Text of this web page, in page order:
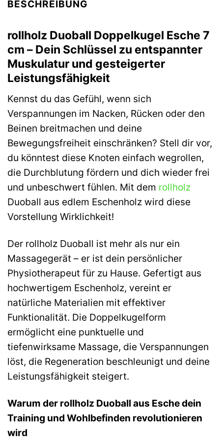
BESCHREIBUNG
rollholz Duoball Doppelkugel Esche 7
cm – Dein Schlüssel zu entspannter
Muskulatur und gesteigerter
Leistungsfähigkeit
Kennst du das Gefühl, wenn sich
Verspannungen im Nacken, Rücken oder den
Beinen breitmachen und deine
Bewegungsfreiheit einschränken? Stell dir vor,
du könntest diese Knoten einfach wegrollen,
die Durchblutung fördern und dich wieder frei
und unbeschwert fühlen. Mit dem rollholz
Duoball aus edlem Eschenholz wird diese
Vorstellung Wirklichkeit!
Der rollholz Duoball ist mehr als nur ein
Massagegerät – er ist dein persönlicher
Physiotherapeut für zu Hause. Gefertigt aus
hochwertigem Eschenholz, vereint er
natürliche Materialien mit effektiver
Funktionalität. Die Doppelkugelform
ermöglicht eine punktuelle und
tiefenwirksame Massage, die Verspannungen
löst, die Regeneration beschleunigt und deine
Leistungsfähigkeit steigert.
Warum der rollholz Duoball aus Esche dein
Training und Wohlbefinden revolutionieren
wird